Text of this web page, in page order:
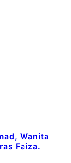
Wanita
Faiza.